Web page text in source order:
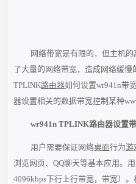
网络带宽是有限的，但主机
了大量的网络带宽，造成网络缓
TPLINK路由器如何设置wr941n带
器设置相关的数据带宽控制某种
wr941n TPLINK路由器设置带
用户需要保证网络桌面行为游
浏览网页、QQ聊天等基本应用。
4096kbps下行上行带宽，带宽）